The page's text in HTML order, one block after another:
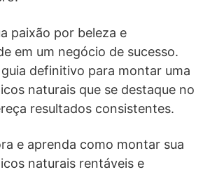
paixão por beleza e
em um negócio de sucesso.
definitivo para montar uma
naturais que se destaque no
resultados consistentes.
e aprenda como montar sua
naturais rentáveis e